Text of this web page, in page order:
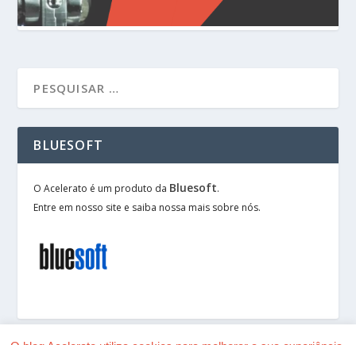
BLUESOFT
O Acelerato é um produto da Bluesoft.
Entre em nosso site e saiba nossa mais sobre nós.